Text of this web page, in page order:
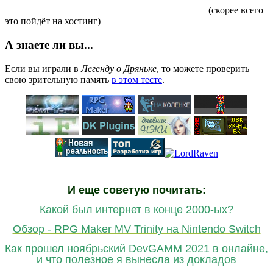
(скорее всего
это пойдёт на хостинг)
А знаете ли вы...
Если вы играли вЛегенду о Дряньке, то можете проверить
свою зрительную память в этом тесте.
И еще советую почитать:
Какой был интернет в конце 2000-ых?
Обзор - RPG Maker MV Trinity на Nintendo Switch
Как прошел ноябрьский DevGAMM 2021 в онлайне,
и что полезное я вынесла из докладов